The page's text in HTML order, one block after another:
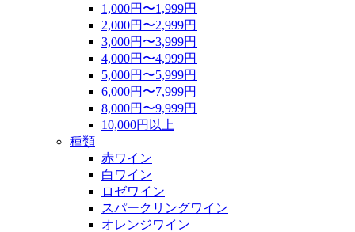
1,000円〜1,999円
2,000円〜2,999円
3,000円〜3,999円
4,000円〜4,999円
5,000円〜5,999円
6,000円〜7,999円
8,000円〜9,999円
10,000円以上
種類
赤ワイン
白ワイン
ロゼワイン
スパークリングワイン
オレンジワイン